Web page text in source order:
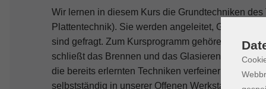
Wir lernen in diesem Kurs die Grundtechniken
Plattentechnik). Sie werden angeleitet, Gefäße
sind gefragt. Zum Kursprogramm gehören
schließt das Brennen und das Glasieren der
die bereits erlernten Techniken verfeinern und
selbstständig in unserer Offenen Werkstatt zu